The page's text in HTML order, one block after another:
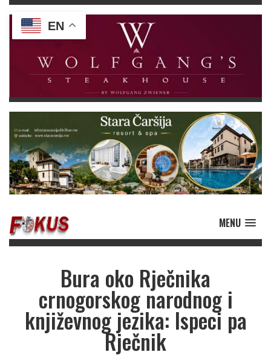
MENU
Bura oko Rječnika
crnogorskog narodnog i
književnog jezika: Ispeci pa
Rječnik
EN